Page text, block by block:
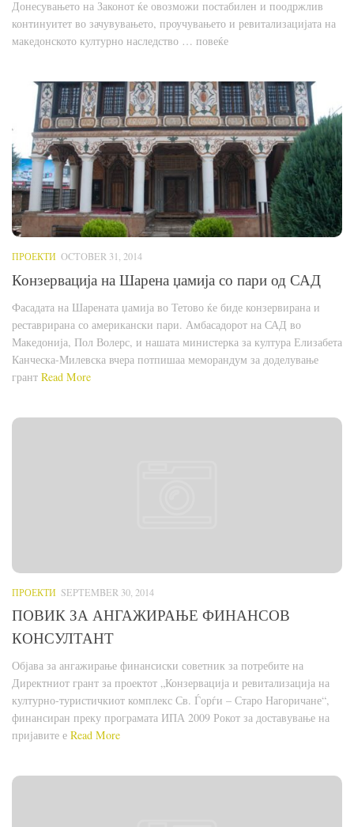
Донесувањето на Законот ќе овозможи постабилен и поодржлив
континуитет во зачувувањето, проучувањето и ревитализацијата на
македонското културно наследство … повеќе
ПРОЕКТИ OCTOBER 31, 2014
Конзервација на Шарена џамија со пари од САД
Фасадата на Шарената џамија во Тетово ќе биде конзервирана и
реставрирана со американски пари. Амбасадорот на САД во
Македонија, Пол Волерс, и нашата министерка за култура Елизабета
Канческа-Милевска вчера потпишаа меморандум за доделување
грант Read More
ПРОЕКТИ SEPTEMBER 30, 2014
ПОВИК ЗА АНГАЖИРАЊЕ ФИНАНСОВ
КОНСУЛТАНТ
Објава за ангажирање финансиски советник за потребите на
Директниот грант за проектот „Конзервација и ревитализација на
културно-туристичкиот комплекс Св. Ѓорѓи – Старо Нагоричане“,
финансиран преку програмата ИПА 2009 Рокот за доставување на
пријавите е Read More